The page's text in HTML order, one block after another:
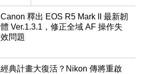
滿
Canon 釋出 EOS R5 Mark II 最新韌
體 Ver.1.3.1，修正全域 AF 操作失
效問題
經典計畫大復活？Nikon 傳將重啟